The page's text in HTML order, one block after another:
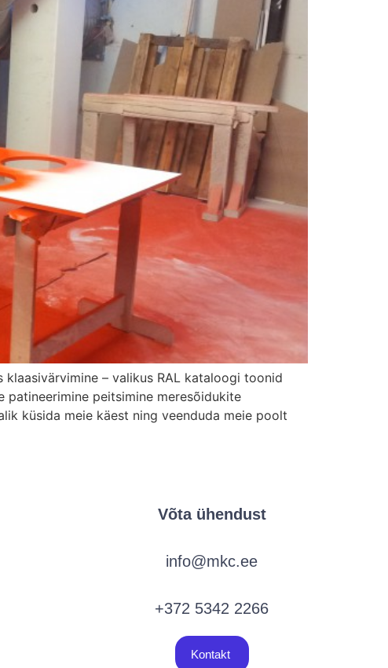
– valikus RAL kataloogi toonid
patineerimine peitsimine meresõidukite
küsida meie käest ning veenduda meie poolt
Võta ühendust
info@mkc.ee
+372 5342 2266
Kontakt